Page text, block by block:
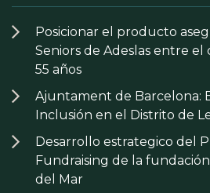
Posicionar el producto
Seniors de Adeslas entre
55 años
Ajuntament de Barcelona:
Inclusión en el Distrito de
Desarrollo estrategico del
Fundraising de la fundación
del Mar